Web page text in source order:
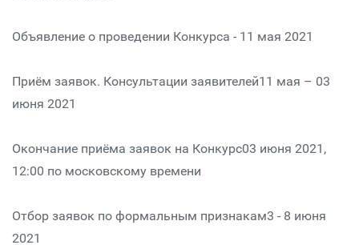
Объявление о проведении Конкурса - 11 мая 2021
Приём заявок. Консультации заявителей11 мая – 03
июня 2021
Окончание приёма заявок на Конкурс03 июня 2021,
12:00 по московскому времени
Отбор заявок по формальным признакам3 - 8 июня
2021